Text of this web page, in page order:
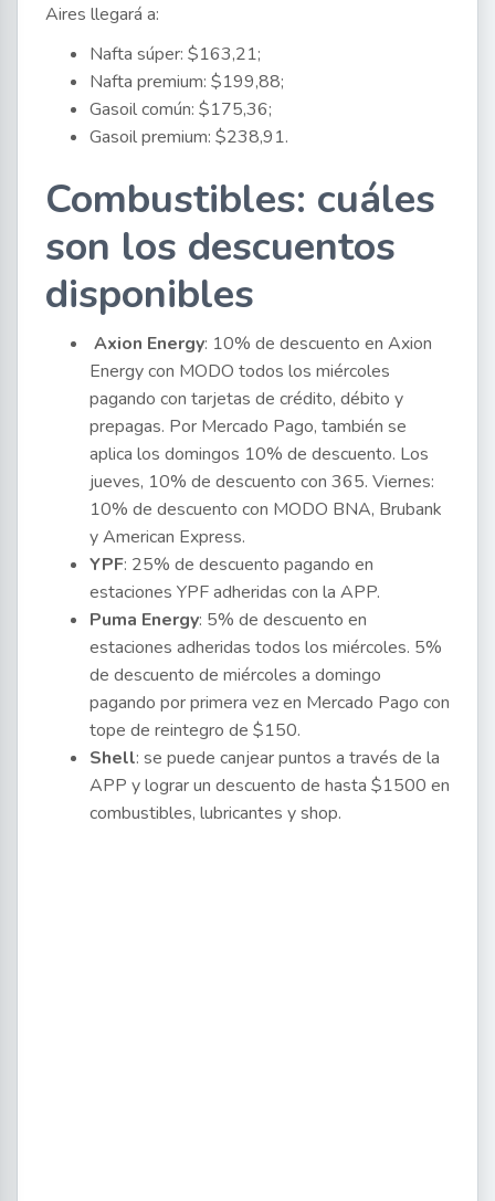
Aires llegará a:
Nafta súper: $163,21;
Nafta premium: $199,88;
Gasoil común: $175,36;
Gasoil premium: $238,91.
Combustibles: cuáles
son los descuentos
disponibles
Axion Energy: 10% de descuento en Axion
Energy con MODO todos los miércoles
pagando con tarjetas de crédito, débito y
prepagas. Por Mercado Pago, también se
aplica los domingos 10% de descuento. Los
jueves, 10% de descuento con 365. Viernes:
10% de descuento con MODO BNA, Brubank
y American Express.
YPF: 25% de descuento pagando en
estaciones YPF adheridas con la APP.
Puma Energy: 5% de descuento en
estaciones adheridas todos los miércoles. 5%
de descuento de miércoles a domingo
pagando por primera vez en Mercado Pago con
tope de reintegro de $150.
Shell: se puede canjear puntos a través de la
APP y lograr un descuento de hasta $1500 en
combustibles, lubricantes y shop.